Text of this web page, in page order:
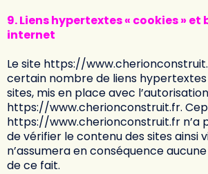
9. Liens hypertextes « cookies »
internet
Le site https://
certain nombre de liens hypertextes
sites, mis en place avec
https://www.cherionconstruit.fr.
https://www.cherionconstruit.fr n’a
de vérifier le contenu des sites ainsi
n’assumera en conséquence
de ce fait.